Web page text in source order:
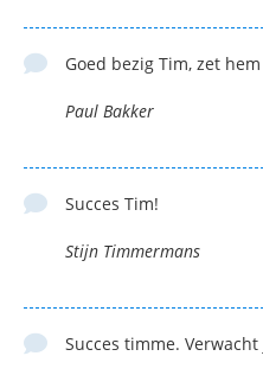
Goed bezig Tim, zet
Paul Bakker
Succes Tim!
Stijn Timmermans
Succes timme.